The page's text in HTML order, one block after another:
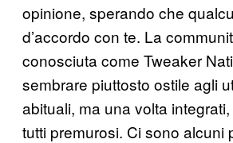
opinione, sperando che
d’accordo con te. La
conosciuta come Tweaker
sembrare piuttosto ostile agli
abituali, ma una volta
tutti premurosi. Ci sono alcuni